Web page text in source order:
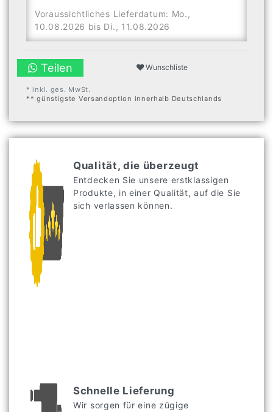
Voraussichtliches Lieferdatum: Mo.,
10.08.2026 bis Di., 11.08.2026
Teilen Wunschliste
* inkl. ges. MwSt.
** günstigste Versandoption innerhalb Deutschlands
Qualität, die überzeugt
Entdecken Sie unsere erstklassigen
Produkte, in einer Qualität, auf die Sie
sich verlassen können.
Schnelle Lieferung
Wir sorgen für eine zügige